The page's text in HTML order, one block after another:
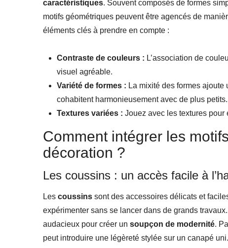
caractéristiques. Souvent composés de formes
motifs géométriques peuvent être agencés de
éléments clés à prendre en compte :
Contraste de couleurs : L’association de
visuel agréable.
Variété de formes : La mixité des formes
cohabitent harmonieusement avec de plus petits.
Textures variées : Jouez avec les textures
Comment intégrer les
décoration ?
Les coussins : un accès facile à
Les coussins sont des accessoires délicats et
expérimenter sans se lancer dans de grands
audacieux pour créer un soupçon de modernité.
peut introduire une légèreté stylée sur un canapé uni.